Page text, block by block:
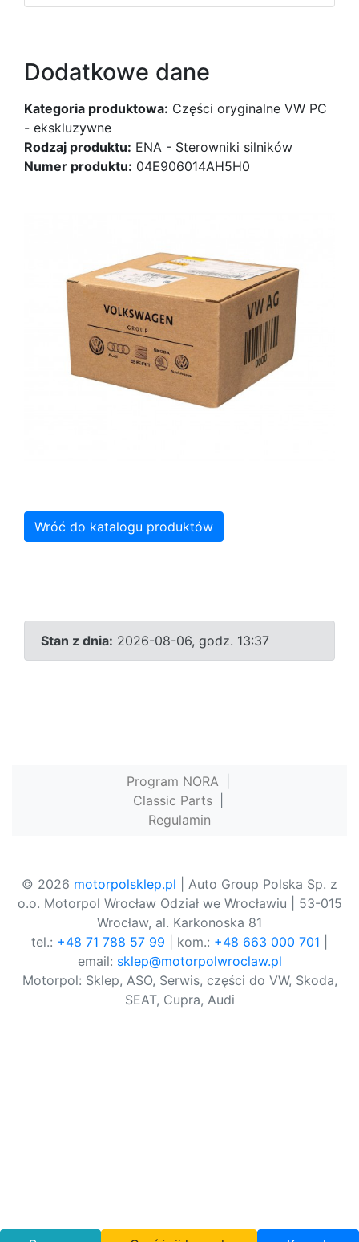
Dodatkowe dane
Kategoria produktowa: Części oryginalne VW PC
- ekskluzywne
Rodzaj produktu: ENA - Sterowniki silników
Numer produktu: 04E906014AH5H0
Wróć do katalogu produktów
Stan z dnia: 2026-08-06, godz. 13:37
Program NORA
Classic Parts
Regulamin
© 2026 motorpolsklep.pl | Auto Group Polska Sp. z
o.o. Motorpol Wrocław Odział we Wrocławiu | 53-015
Wrocław, al. Karkonoska 81
tel.: +48 71 788 57 99 | kom.: +48 663 000 701
email: sklep@motorpolwroclaw.pl
Motorpol: Sklep, ASO, Serwis, części do VW, Skoda,
SEAT, Cupra, Audi